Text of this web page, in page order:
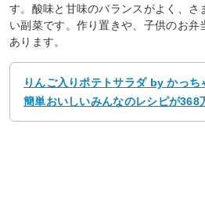
す。酸味と甘味のバランスがよく、さ
い副菜です。作り置きや、子供のお弁
あります。
りんご入りポテトサラダ by かっち
簡単おいしいみんなのレシピが368